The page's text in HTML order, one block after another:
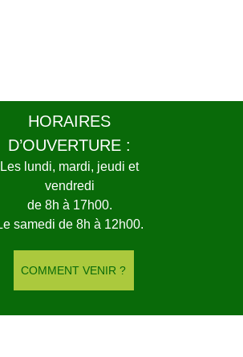
HORAIRES
D’OUVERTURE :
Les lundi, mardi, jeudi et
vendredi
de 8h à 17h00.
samedi de 8h à 12h00.
COMMENT VENIR ?